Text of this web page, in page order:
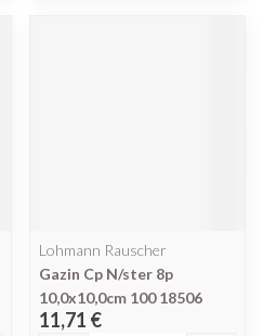
Lohmann Rauscher
Gazin Cp N/ster 8p
10,0x10,0cm 100 18506
11,71 €